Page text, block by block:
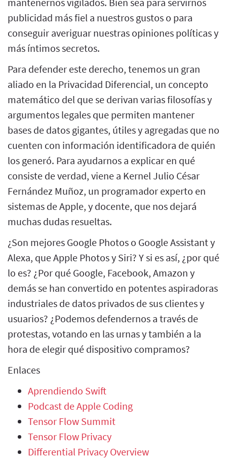
publicidad más fiel a nuestros gustos o para
conseguir averiguar nuestras opiniones políticas y
más íntimos secretos.
Para defender este derecho, tenemos un gran
aliado en la Privacidad Diferencial, un concepto
matemático del que se derivan varias filosofías y
argumentos legales que permiten mantener
bases de datos gigantes, útiles y agregadas que no
cuenten con información identificadora de quién
los generó. Para ayudarnos a explicar en qué
consiste de verdad, viene a Kernel Julio César
Fernández Muñoz, un programador experto en
sistemas de Apple, y docente, que nos dejará
muchas dudas resueltas.
¿Son mejores Google Photos o Google Assistant y
Alexa, que Apple Photos y Siri? Y si es así, ¿por qué
lo es? ¿Por qué Google, Facebook, Amazon y
demás se han convertido en potentes aspiradoras
industriales de datos privados de sus clientes y
usuarios? ¿Podemos defendernos a través de
protestas, votando en las urnas y también a la
hora de elegir qué dispositivo compramos?
Enlaces
Aprendiendo Swift
Podcast de Apple Coding
Tensor Flow Summit
Tensor Flow Privacy
Differential Privacy Overview